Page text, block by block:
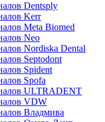
Dentsply
Kerr
Meta Biomed
Neo
Nordiska Dental
Septodont
Spident
Spofa
ULTRADENT
VDW
Владмива